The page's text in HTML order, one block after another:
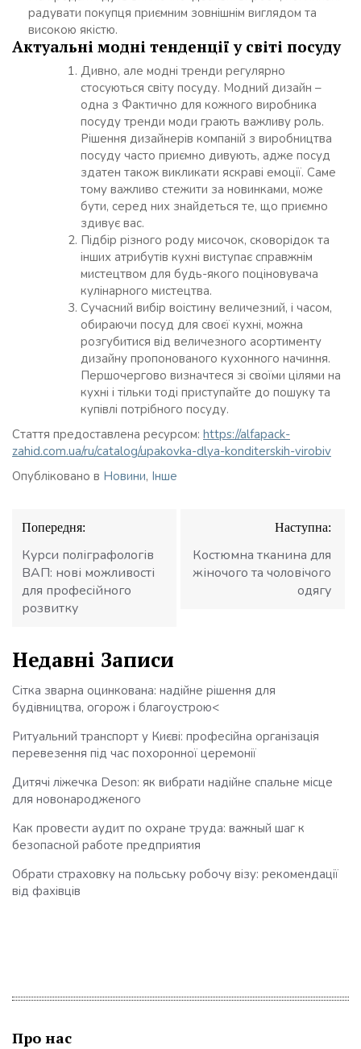
радувати покупця приємним зовнішнім виглядом та
високою якістю.
Актуальні модні тенденції у світі посуду
Дивно, але модні тренди регулярно
стосуються світу посуду. Модний дизайн –
одна з Фактично для кожного виробника
посуду тренди моди грають важливу роль.
Рішення дизайнерів компаній з виробництва
посуду часто приємно дивують, адже посуд
здатен також викликати яскраві емоції. Саме
тому важливо стежити за новинками, може
бути, серед них знайдеться те, що приємно
здивує вас.
Підбір різного роду мисочок, сковорідок та
інших атрибутів кухні виступає справжнім
мистецтвом для будь-якого поціновувача
кулінарного мистецтва.
Сучасний вибір воістину величезний, і часом,
обираючи посуд для своєї кухні, можна
розгубитися від величезного асортименту
дизайну пропонованого кухонного начиння.
Першочергово визначтеся зі своїми цілями на
кухні і тільки тоді приступайте до пошуку та
купівлі потрібного посуду.
Стаття предоставлена ресурсом: https://alfapack-
zahid.com.ua/ru/catalog/upakovka-dlya-konditerskih-virobiv
Опубліковано в Новини, Інше
Навігація
записів
Попередня:
Курси поліграфологів
ВАП: нові можливості
для професійного
розвитку
Наступна:
Костюмна тканина для
жіночого та чоловічого
одягу
Недавні Записи
Сітка зварна оцинкована: надійне рішення для
будівництва, огорож і благоустрою<
Ритуальний транспорт у Києві: професійна організація
перевезення під час похоронної церемонії
Дитячі ліжечка Deson: як вибрати надійне спальне місце
для новонародженого
Как провести аудит по охране труда: важный шаг к
безопасной работе предприятия
Обрати страховку на польську робочу візу: рекомендації
від фахівців
Про нас